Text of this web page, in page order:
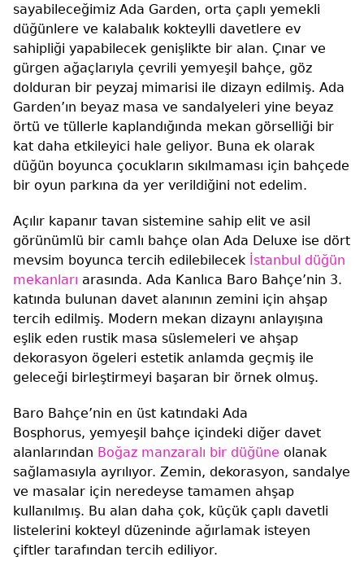
sayabileceğimiz Ada Garden, orta çaplı yemekli
düğünlere ve kalabalık kokteylli davetlere ev
sahipliği yapabilecek genişlikte bir alan. Çınar ve
gürgen ağaçlarıyla çevrili yemyeşil bahçe, göz
dolduran bir peyzaj mimarisi ile dizayn edilmiş. Ada
Garden’ın beyaz masa ve sandalyeleri yine beyaz
örtü ve tüllerle kaplandığında mekan görselliği bir
kat daha etkileyici hale geliyor. Buna ek olarak
düğün boyunca çocukların sıkılmaması için bahçede
bir oyun parkına da yer verildiğini not edelim.
Açılır kapanır tavan sistemine sahip elit ve asil
görünümlü bir camlı bahçe olan Ada Deluxe ise dört
mevsim boyunca tercih edilebilecek İstanbul düğün
mekanları arasında. Ada Kanlıca Baro Bahçe’nin 3.
katında bulunan davet alanının zemini için ahşap
tercih edilmiş. Modern mekan dizaynı anlayışına
eşlik eden rustik masa süslemeleri ve ahşap
dekorasyon ögeleri estetik anlamda geçmiş ile
geleceği birleştirmeyi başaran bir örnek olmuş.
Baro Bahçe’nin en üst katındaki Ada
Bosphorus, yemyeşil bahçe içindeki diğer davet
alanlarından Boğaz manzaralı bir düğüne olanak
sağlamasıyla ayrılıyor. Zemin, dekorasyon, sandalye
ve masalar için neredeyse tamamen ahşap
kullanılmış. Bu alan daha çok, küçük çaplı davetli
listelerini kokteyl düzeninde ağırlamak isteyen
çiftler tarafından tercih ediliyor.